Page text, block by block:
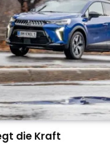
die Kraft